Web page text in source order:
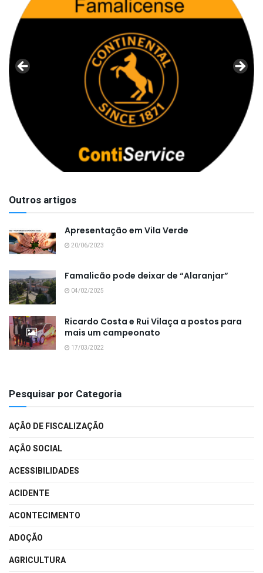
Outros artigos
Apresentação em Vila Verde
20/06/2023
Famalicão pode deixar de “Alaranjar”
04/02/2025
Ricardo Costa e Rui Vilaça a postos para
mais um campeonato
17/03/2022
Pesquisar por Categoria
AÇÃO DE FISCALIZAÇÃO
AÇÃO SOCIAL
ACESSIBILIDADES
ACIDENTE
ACONTECIMENTO
ADOÇÃO
AGRICULTURA